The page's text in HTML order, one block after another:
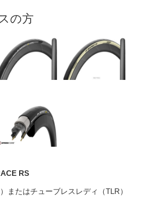
の方
RS
またはチューブレスレディ（TLR）